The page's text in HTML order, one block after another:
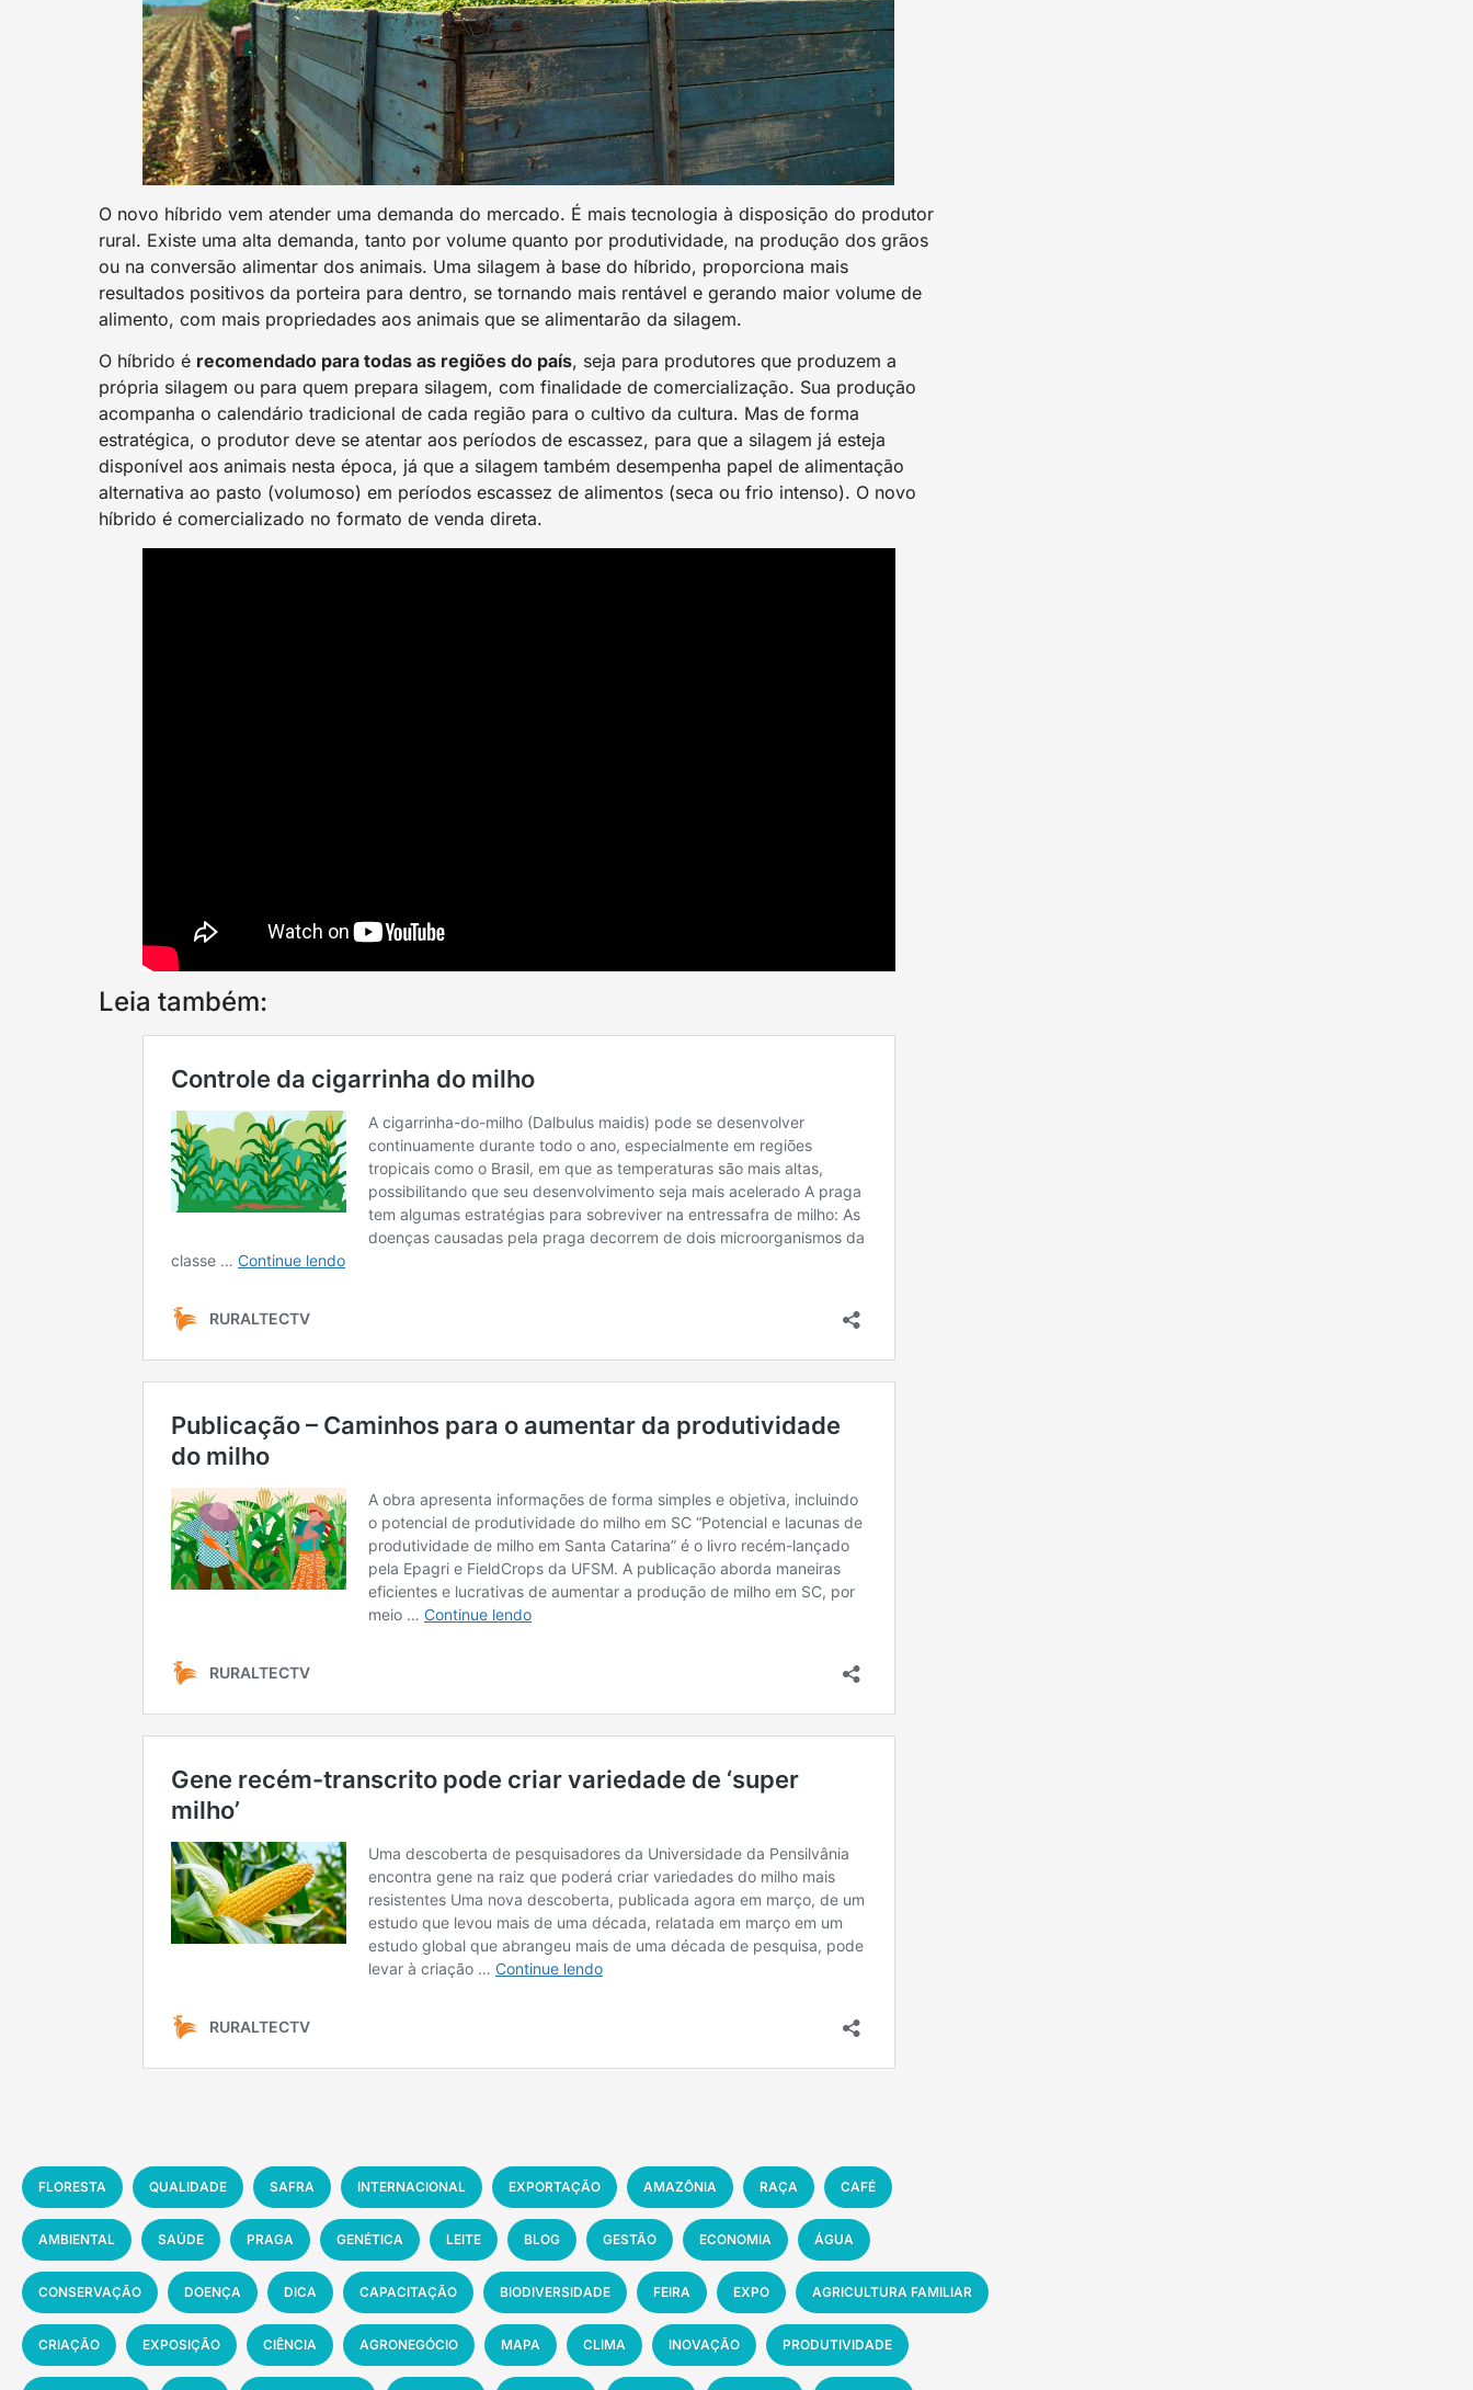
O novo híbrido vem atender uma demanda do mercado. É mais tecnologia à disposição do produtor
rural. Existe uma alta demanda, tanto por volume quanto por produtividade, na produção dos grãos
ou na conversão alimentar dos animais. Uma silagem à base do híbrido, proporciona mais
resultados positivos da porteira para dentro, se tornando mais rentável e gerando maior volume de
alimento, com mais propriedades aos animais que se alimentarão da silagem.
O híbrido é recomendado para todas as regiões do país, seja para produtores que produzem a
própria silagem ou para quem prepara silagem, com finalidade de comercialização. Sua produção
acompanha o calendário tradicional de cada região para o cultivo da cultura. Mas de forma
estratégica, o produtor deve se atentar aos períodos de escassez, para que a silagem já esteja
disponível aos animais nesta época, já que a silagem também desempenha papel de alimentação
alternativa ao pasto (volumoso) em períodos escassez de alimentos (seca ou frio intenso). O novo
híbrido é comercializado no formato de venda direta.
Leia também:
FLORESTA QUALIDADE SAFRA INTERNACIONAL EXPORTAÇÃO AMAZÔNIA RAÇA CAFÉ
AMBIENTAL SAÚDE PRAGA GENÉTICA LEITE BLOG GESTÃO ECONOMIA ÁGUA
CONSERVAÇÃO DOENÇA DICA CAPACITAÇÃO BIODIVERSIDADE FEIRA EXPO AGRICULTURA FAMILIAR
CRIAÇÃO EXPOSIÇÃO CIÊNCIA AGRONEGÓCIO MAPA CLIMA INOVAÇÃO PRODUTIVIDADE